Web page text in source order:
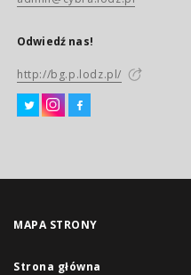
Odwiedź nas!
http://bg.p.lodz.pl/
MAPA STRONY
Strona główna